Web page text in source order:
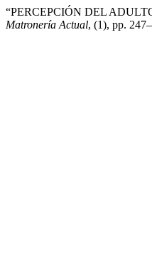
“PERCEPCIÓN DEL
Matronería Actual, (1), pp.